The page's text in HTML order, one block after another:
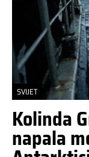
SVIJET
Kolinda
napala